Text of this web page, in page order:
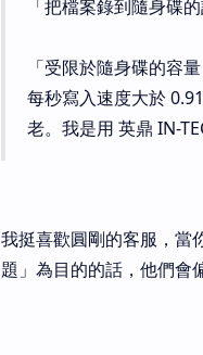
「把檔案錄到隨身碟
「受限於隨身碟的容
每秒寫入速度大於
老。我是用 英鼎 IN-
我挺喜歡圓剛的客服，當
題」為目的的話，他們會